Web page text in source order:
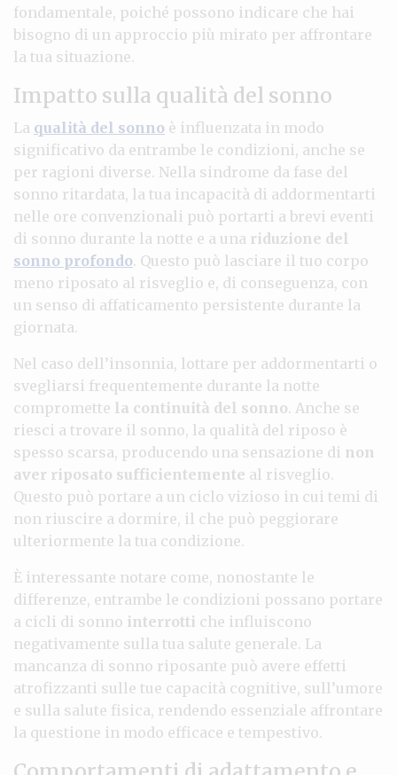
fondamentale, poiché possono indicare che hai
bisogno di un approccio più mirato per affrontare
la tua situazione.
Impatto sulla qualità del sonno
La qualità del sonno è influenzata in modo
significativo da entrambe le condizioni, anche se
per ragioni diverse. Nella sindrome da fase del
sonno ritardata, la tua incapacità di addormentarti
nelle ore convenzionali può portarti a brevi eventi
di sonno durante la notte e a una riduzione del
sonno profondo. Questo può lasciare il tuo corpo
meno riposato al risveglio e, di conseguenza, con
un senso di affaticamento persistente durante la
giornata.
Nel caso dell’insonnia, lottare per addormentarti o
svegliarsi frequentemente durante la notte
compromette la continuità del sonno. Anche se
riesci a trovare il sonno, la qualità del riposo è
spesso scarsa, producendo una sensazione di non
aver riposato sufficientemente al risveglio.
Questo può portare a un ciclo vizioso in cui temi di
non riuscire a dormire, il che può peggiorare
ulteriormente la tua condizione.
È interessante notare come, nonostante le
differenze, entrambe le condizioni possano portare
a cicli di sonno interrotti che influiscono
negativamente sulla tua salute generale. La
mancanza di sonno riposante può avere effetti
atrofizzanti sulle tue capacità cognitive, sull’umore
e sulla salute fisica, rendendo essenziale affrontare
la questione in modo efficace e tempestivo.